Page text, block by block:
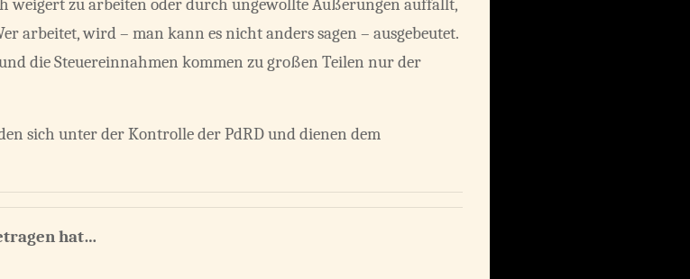
weigert zu arbeiten oder durch ungewollte Äußerungen auffällt,
arbeitet, wird – man kann es nicht anders sagen – ausgebeutet.
die Steuereinnahmen kommen zu großen Teilen nur der
sich unter der Kontrolle der PdRD und dienen dem
hat…